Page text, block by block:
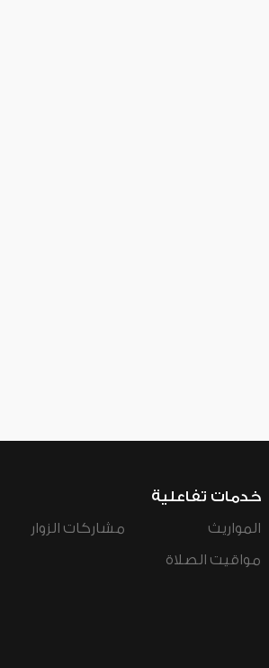
خدمات تفاعلية
المواريث
مواقيت الصلاة
مشاركات الزوار